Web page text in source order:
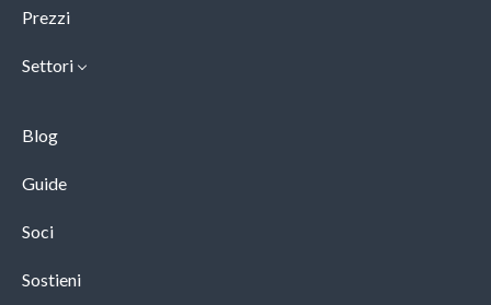
Prezzi
Settori
Blog
Guide
Soci
Sostieni